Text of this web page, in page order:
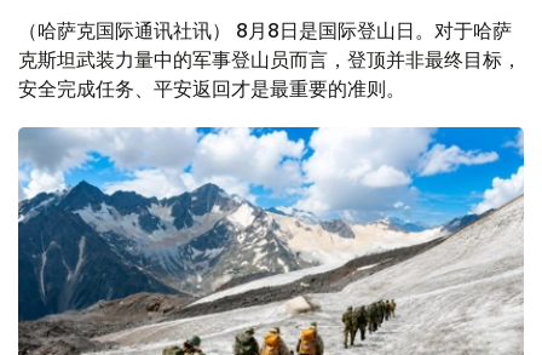
（哈萨克国际通讯社讯） 8月8日是国际登山日。对于哈萨
克斯坦武装力量中的军事登山员而言，登顶并非最终目标，
安全完成任务、平安返回才是最重要的准则。